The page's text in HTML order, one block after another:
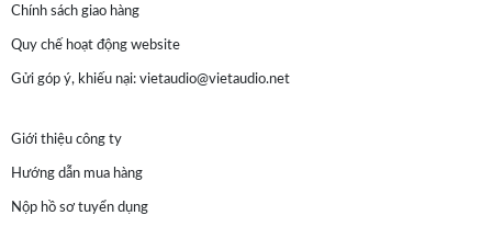
Chính sách giao hàng
Quy chế hoạt động website
Gửi góp ý, khiếu nại: vietaudio@vietaudio.net
Giới thiệu công ty
Hướng dẫn mua hàng
Nộp hồ sơ tuyển dụng